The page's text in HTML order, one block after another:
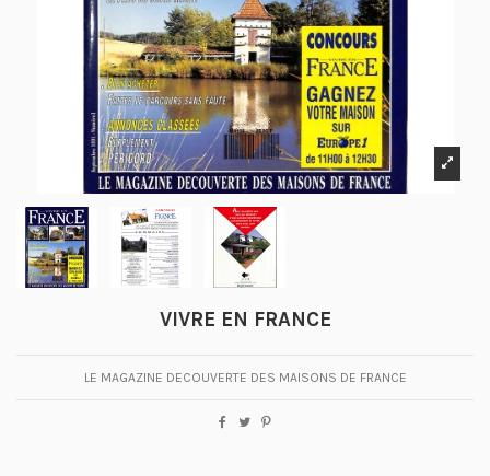
VIVRE EN FRANCE
LE MAGAZINE DECOUVERTE DES MAISONS DE FRANCE